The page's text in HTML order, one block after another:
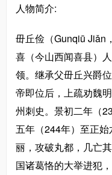
人物简介:
毌丘俭（Gunqiū Jiǎn
喜（今山西闻喜县）
领。继承父毌丘兴爵
帝即位后，上疏劝魏
州刺史。景初二年（
五年（244年）至正
丽，攻破丸都，几亡
国诸葛恪的大举进犯